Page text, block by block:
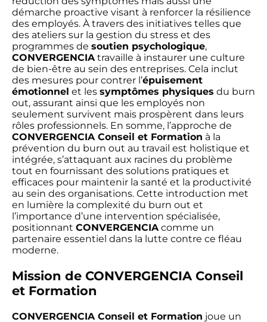
démarche proactive visant à renforcer la résilience
des employés. À travers des initiatives telles que
des ateliers sur la gestion du stress et des
programmes de soutien psychologique,
CONVERGENCIA travaille à instaurer une culture
de bien-être au sein des entreprises. Cela inclut
des mesures pour contrer l’épuisement
émotionnel et les symptômes physiques du burn
out, assurant ainsi que les employés non
seulement survivent mais prospèrent dans leurs
rôles professionnels. En somme, l’approche de
CONVERGENCIA Conseil et Formation à la
prévention du burn out au travail est holistique et
intégrée, s’attaquant aux racines du problème
tout en fournissant des solutions pratiques et
efficaces pour maintenir la santé et la productivité
au sein des organisations. Cette introduction met
en lumière la complexité du burn out et
l’importance d’une intervention spécialisée,
positionnant CONVERGENCIA comme un
partenaire essentiel dans la lutte contre ce fléau
moderne.
Mission de CONVERGENCIA Conseil
et Formation
CONVERGENCIA Conseil et Formation joue un